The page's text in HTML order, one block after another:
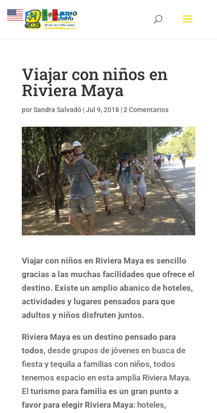
Viajar con niños en
Riviera Maya
porSandra Salvadó|Jul 9, 2018|2 Comentarios
Viajar con niños en Riviera Maya es sencillo
gracias a las muchas facilidades que ofrece el
destino. Existe un amplio abanico de hoteles,
actividades y lugares pensados para que
adultos y niños disfruten juntos.
Riviera Maya es un destino pensado para
todos, desde grupos de jóvenes en busca de
fiesta y tequila a familias con niños, todos
tenemos espacio en esta amplia Riviera Maya.
El turismo para familia es un gran punto a
favor para elegir Riviera Maya: hoteles,
EN ES